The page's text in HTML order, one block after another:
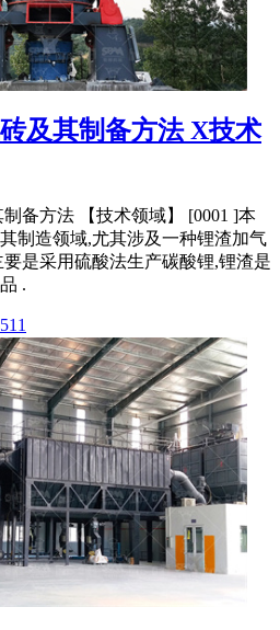
及其制备方法 X技术
备方法 【技术领域】 [0001 ]本
制造领域,尤其涉及一种锂渣加气
是采用硫酸法生产碳酸锂,锂渣是
.